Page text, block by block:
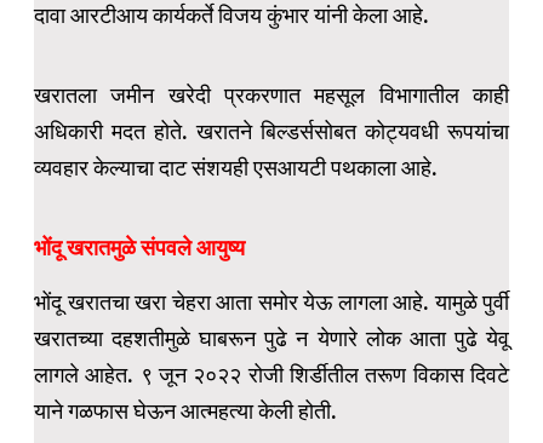
दावा आरटीआय कार्यकर्ते विजय कुंभार यांनी केला आहे.
खरातला जमीन खरेदी प्रकरणात महसूल विभागातील काही
अधिकारी मदत होते. खरातने बिल्डर्ससोबत कोट्यवधी रूपयांचा
व्यवहार केल्याचा दाट संशयही एसआयटी पथकाला आहे.
भोंदू खरातमुळे संपवले आयुष्य
भोंदू खरातचा खरा चेहरा आता समोर येऊ लागला आहे. यामुळे पुर्वी
खरातच्या दहशतीमुळे घाबरून पुढे न येणारे लोक आता पुढे येवू
लागले आहेत. ९ जून २०२२ रोजी शिर्डीतील तरूण विकास दिवटे
याने गळफास घेऊन आत्महत्या केली होती.